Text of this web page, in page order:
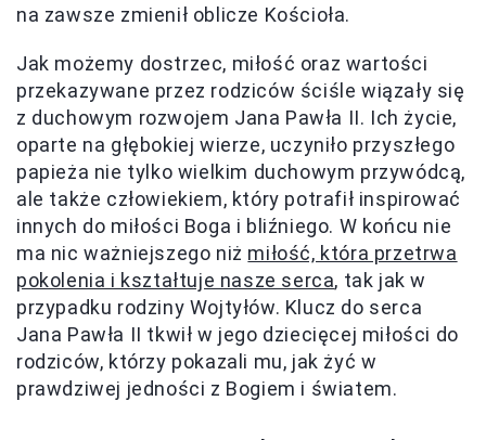
na zawsze zmienił oblicze Kościoła.
Jak możemy dostrzec, miłość oraz wartości
przekazywane przez rodziców ściśle wiązały się
z duchowym rozwojem Jana Pawła II. Ich życie,
oparte na głębokiej wierze, uczyniło przyszłego
papieża nie tylko wielkim duchowym przywódcą,
ale także człowiekiem, który potrafił inspirować
innych do miłości Boga i bliźniego. W końcu nie
ma nic ważniejszego niż miłość, która przetrwa
pokolenia i kształtuje nasze serca, tak jak w
przypadku rodziny Wojtyłów. Klucz do serca
Jana Pawła II tkwił w jego dziecięcej miłości do
rodziców, którzy pokazali mu, jak żyć w
prawdziwej jedności z Bogiem i światem.